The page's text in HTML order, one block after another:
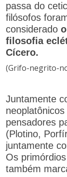
passa do
filósofos
considerado
filosofia
Cícero.
(Grifo-negrito-
Juntamente
pensadores
(Plotino,
juntamente
Os
também